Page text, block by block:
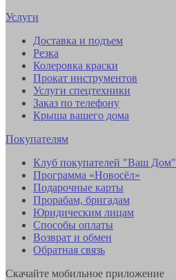
Услуги
Доставка и подъем
Резка
Колеровка краски
Прокат инструментов
Услуги спецтехники
Заказ по телефону
Крыша вашего дома
Покупателям
Клуб покупателей "Ваш Дом"
Программа «Новосёл»
Подарочные карты
Прорабам, бригадам
Юридическим лицам
Способы оплаты
Возврат и обмен
Обратная связь
Скачайте мобильное приложение